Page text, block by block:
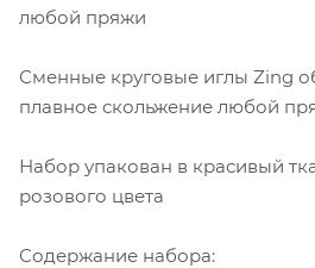
любой пряжи
Сменные круговые иглы Zing
плавное скольжение любой
Набор упакован в красивый
розового цвета
Содержание набора: